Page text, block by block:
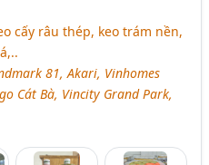
cấy râu thép, keo trám nền,
81, Akari, Vinhomes
Cát Bà, Vincity Grand Park,